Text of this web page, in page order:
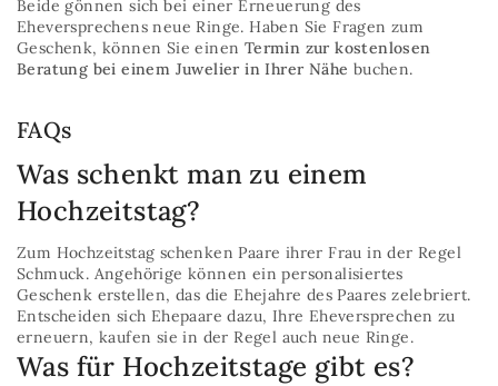
Beide gönnen sich bei einer Erneuerung des
Eheversprechens neue Ringe. Haben Sie Fragen zum
Geschenk, können Sie einen Termin zur kostenlosen
Beratung bei einem Juwelier in Ihrer Nähe buchen.
FAQs
Was schenkt man zu einem
Hochzeitstag?
Zum Hochzeitstag schenken Paare ihrer Frau in der Regel
Schmuck. Angehörige können ein personalisiertes
Geschenk erstellen, das die Ehejahre des Paares zelebriert.
Entscheiden sich Ehepaare dazu, Ihre Eheversprechen zu
erneuern, kaufen sie in der Regel auch neue Ringe.
Was für Hochzeitstage gibt es?